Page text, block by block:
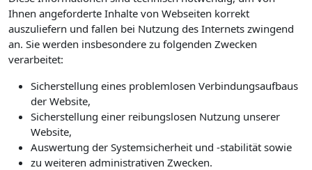
Ihnen angeforderte Inhalte von Webseiten korrekt
auszuliefern und fallen bei Nutzung des Internets zwingend
an. Sie werden insbesondere zu folgenden Zwecken
verarbeitet:
Sicherstellung eines problemlosen Verbindungsaufbaus
der Website,
Sicherstellung einer reibungslosen Nutzung unserer
Website,
Auswertung der Systemsicherheit und -stabilität sowie
zu weiteren administrativen Zwecken.